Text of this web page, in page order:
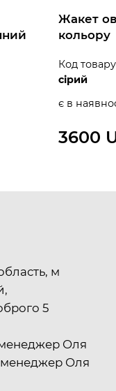
Жакет
кольору
Код
сірий
є в
3600
м
5
Оля
Оля